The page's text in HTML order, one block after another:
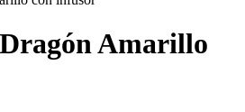
Amarillo